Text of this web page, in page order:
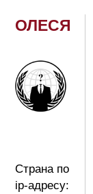
ОЛЕСЯ
Страна по
ip-адресу: